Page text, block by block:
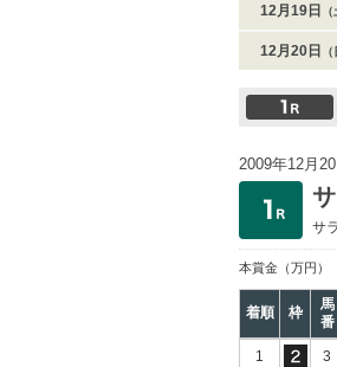
12月19日
12月20日
2009年12月
サ
本賞金 （万円）
着順 枠
馬
番
1 3